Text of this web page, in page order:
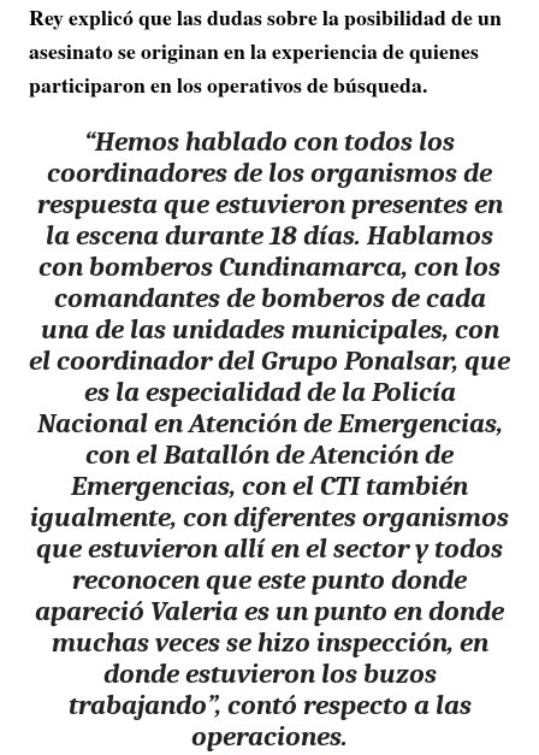
Rey explicó que las dudas sobre la posibilidad de un
asesinato se originan en la experiencia de quienes
participaron en los operativos de búsqueda.
“Hemos hablado con todos los
coordinadores de los organismos de
respuesta que estuvieron presentes en
la escena durante 18 días. Hablamos
con bomberos Cundinamarca, con los
comandantes de bomberos de cada
una de las unidades municipales, con
el coordinador del Grupo Ponalsar, que
es la especialidad de la Policía
Nacional en Atención de Emergencias,
con el Batallón de Atención de
Emergencias, con el CTI también
igualmente, con diferentes organismos
que estuvieron allí en el sector y todos
reconocen que este punto donde
apareció Valeria es un punto en donde
muchas veces se hizo inspección, en
donde estuvieron los buzos
trabajando”, contó respecto a las
operaciones.